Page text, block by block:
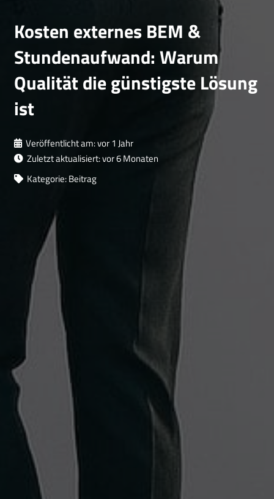
Kosten externes BEM &
Stundenaufwand: Warum
Qualität die günstigste Lösung
ist
Veröffentlicht am:vor 1 Jahr
Zuletzt aktualisiert:vor 6 Monaten
Kategorie:Beitrag